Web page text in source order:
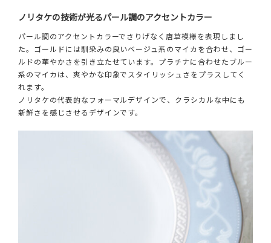
ノリタケの技術が光るパール調のアクセントカラー
パール調のアクセントカラーでさりげなく唐草模様を表現しまし
た。ゴールドには馴染みの良いベージュ系のマイカを合わせ、ゴー
ルドの華やかさを引き立たせています。プラチナに合わせたブルー
系のマイカは、爽やかな印象でスタイリッシュさをプラスしてく
れます。
ノリタケの代表的なフォーマルデザインで、クラシカルな中にも
新鮮さを感じさせるデザインです。